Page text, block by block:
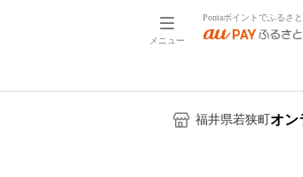
メニュー
Pontaポイントでふるさ
福井県若狭町 オン